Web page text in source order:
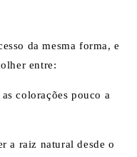
da mesma forma, e
entre:
colorações pouco a
a raiz natural desde o